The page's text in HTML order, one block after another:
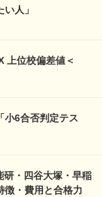
人」
上位校偏差値＜
小6合否判定テス
研・四谷大塚・早稲
徴・費用と合格力